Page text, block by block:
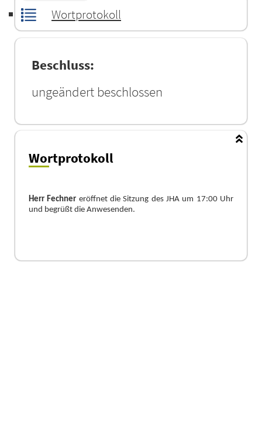
Wortprotokoll
Beschluss:
ungeändert beschlossen
Wortprotokoll
Herr Fechner eröffnet die Sitzung des JHA um 17:00 Uhr
und begrüßt die Anwesenden.